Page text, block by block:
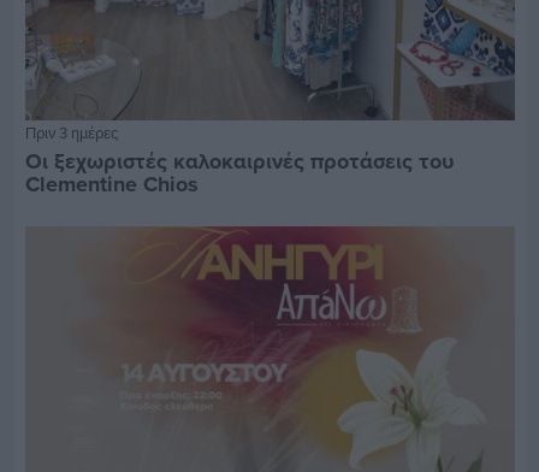
Πριν 3 ημέρες
Οι ξεχωριστές καλοκαιρινές προτάσεις του
Clementine Chios